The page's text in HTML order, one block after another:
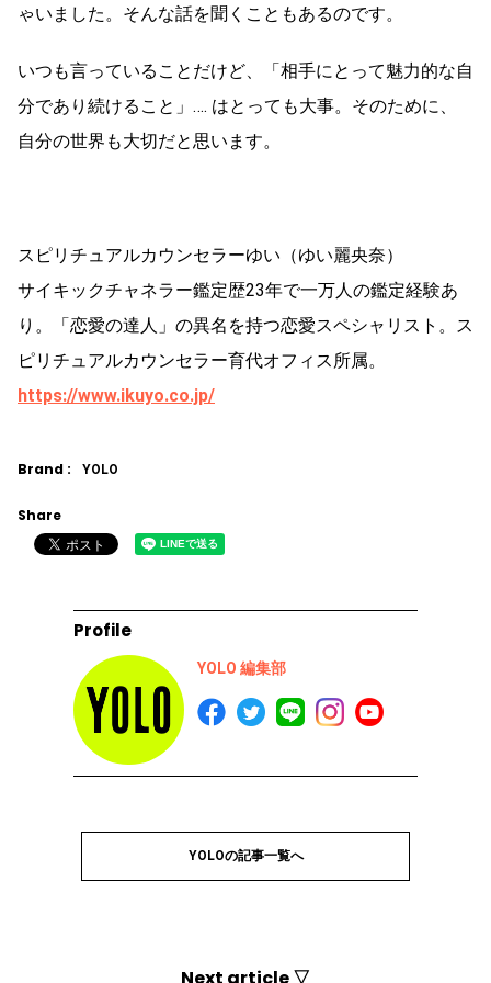
ゃいました。そんな話を聞くこともあるのです。
いつも言っていることだけど、「相手にとって魅力的な自
分であり続けること」…. はとっても大事。そのために、
自分の世界も大切だと思います。
スピリチュアルカウンセラーゆい（ゆい麗央奈）
サイキックチャネラー鑑定歴23年で一万人の鑑定経験あ
り。「恋愛の達人」の異名を持つ恋愛スペシャリスト。ス
ピリチュアルカウンセラー育代オフィス所属。
https://www.ikuyo.co.jp/
Brand : YOLO
Share
Profile
YOLO 編集部
YOLOの記事一覧へ